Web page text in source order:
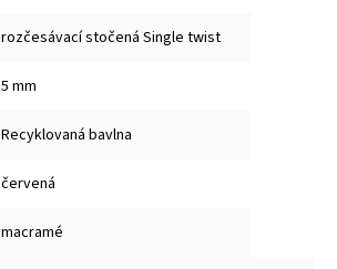
rozčesávací stočená Single twist
5 mm
Recyklovaná bavlna
červená
macramé